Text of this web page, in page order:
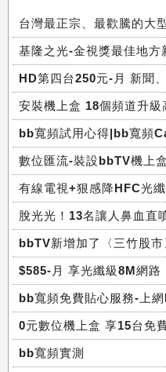
台灣最正宗、最歡騰的大
基隆之光-金視獎最佳地方
HD第四台250元-月 新聞
安裝機上盒 18個頻道升級
bb寬頻試用心得|bb寬頻
數位匯流-裝設bbTV機上
有線電視+狠感降HFC光
脫光光！13名讓人鼻血直
bbTV新增加了〈三竹股
$585-月 享光纖級8M網路
bb寬頻免費貼心服務-上
0元數位機上盒 享15台免
bb寬頻實測